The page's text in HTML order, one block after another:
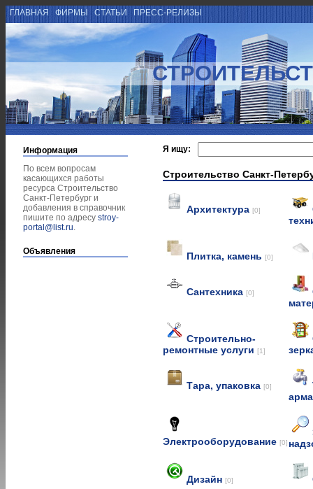
ГЛАВНАЯ ФИРМЫ СТАТЬИ ПРЕСС-РЕЛИЗЫ
Информация
По всем вопросам
касающихся работы
ресурса Строительство
Санкт-Петербург и
добавления в справочник
пишите по адресу stroy-
portal@list.ru.
Объявления
Я ищу:
Строительство Санкт-
Архитектура [0]
Плитка, камень [0]
Сантехника [0]
Строительно-
ремонтные услуги [1]
Тара, упаковка [0]
Электрооборудование [0]
Дизайн [0]